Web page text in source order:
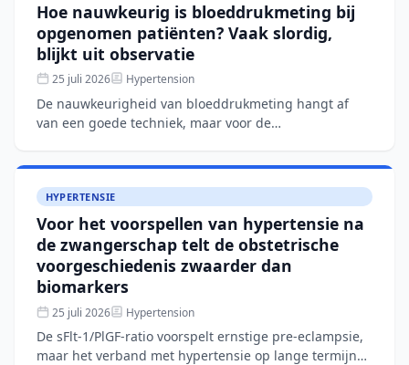
Hoe nauwkeurig is bloeddrukmeting bij
opgenomen patiënten? Vaak slordig,
blijkt uit observatie
25 juli 2026 Hypertension
De nauwkeurigheid van bloeddrukmeting hangt af
van een goede techniek, maar voor de
HYPERTENSIE
Voor het voorspellen van hypertensie na
de zwangerschap telt de obstetrische
voorgeschiedenis zwaarder dan
biomarkers
25 juli 2026 Hypertension
De sFlt-1/PlGF-ratio voorspelt ernstige pre-eclampsie,
maar het verband met hypertensie op lange termijn